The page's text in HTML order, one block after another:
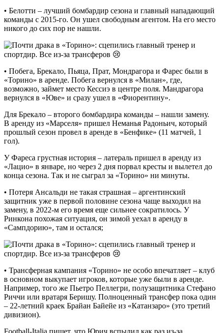
• Белотти – лучший бомбардир сезона и главный нападающий
команды с 2015-го. Он ушел свободным агентом. На его место
никого до сих пор не нашли.
• Побега, Брекало, Пьяца, Прат, Мондрагора и Фарес были в
«Торино» в аренде. Побега вернулся в «Милан», где,
возможно, займет место Кессиэ в центре поля. Мандрагора
вернулся в «Юве» и сразу ушел в «Фиорентину».
Для Брекало – второго бомбардира команды – нашли замену.
В аренду из «Марселя» пришел Неманья Радоньич, который
прошлый сезон провел в аренде в «Бенфике» (11 матчей, 1
гол).
У Фареса грустная история – латераль пришел в аренду из
«Лацио» в январе, но через 2 дня порвал кресты и вылетел до
конца сезона. Так и не сыграл за «Торино» ни минуты.
• Потеря Ансальди не такая страшная – аргентинский
защитник уже в первой половине сезона чаще выходил на
замену, в 2022-м его время еще сильнее сократилось. У
Ринкона похожая ситуация, он зимой уехал в аренду в
«Сампдорию», там и остался;
• Трансферная кампания «Торино» не особо впечатляет – клуб
в основном выкупает игроков, которые уже были в аренде.
Например, того же Пьетро Пеллегри, полузащитника Стефано
Риччи или вратаря Беришу. Полноценный трансфер пока один
– 22-летний краек Брайан Байейе из «Катанзаро» (это третий
дивизион).